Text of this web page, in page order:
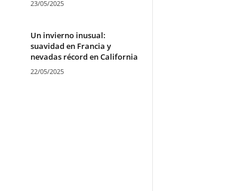
23/05/2025
Un invierno inusual:
suavidad en Francia y
nevadas récord en California
22/05/2025